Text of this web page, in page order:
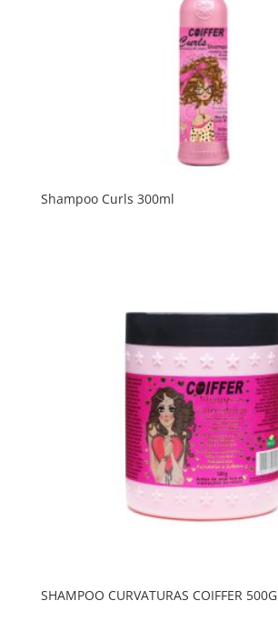
Shampoo Curls 300ml
SHAMPOO CURVATURAS COIFFER 500G